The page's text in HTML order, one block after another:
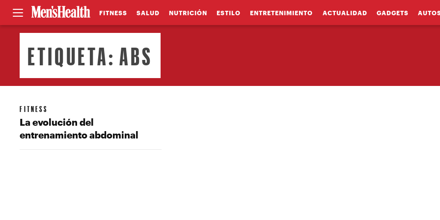
FITNESS SALUD NUTRICIÓN ESTILO ENTRETENIMIENTO ACTUALIDAD GADGETS
ETIQUETA:ABS
FITNESS
La evolución del
entrenamiento abdominal